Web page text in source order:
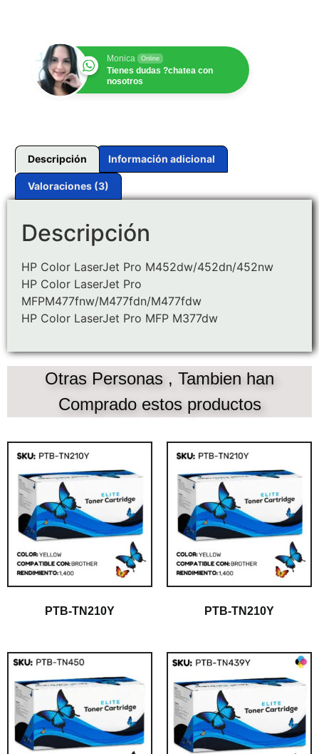
Monica Online
Tienes dudas ?chatea con
nosotros
Descripción Información adicional
Valoraciones (3)
Descripción
HP Color LaserJet Pro M452dw/452dn/452nw
HP Color LaserJet Pro
MFPM477fnw/M477fdn/M477fdw
HP Color LaserJet Pro MFP M377dw
Otras Personas , Tambien han
Comprado estos productos
PTB-TN210Y PTB-TN210Y